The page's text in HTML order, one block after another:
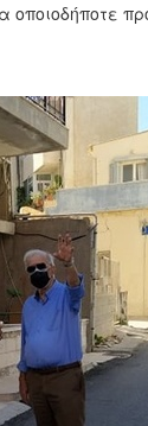
οποιοδήποτε